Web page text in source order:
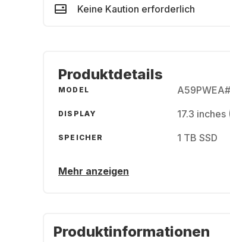
Keine Kaution erforderlich
Produktdetails
MODEL
DISPLAY 17.3
SPEICHER 1 TB SSD
Mehr anzeigen
Produktinformationen